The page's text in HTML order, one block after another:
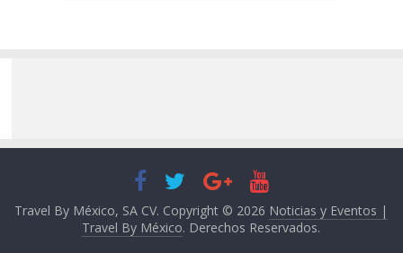
Travel By México, SA CV. Copyright © 2026 Noticias y Eventos |
Travel By México. Derechos Reservados.